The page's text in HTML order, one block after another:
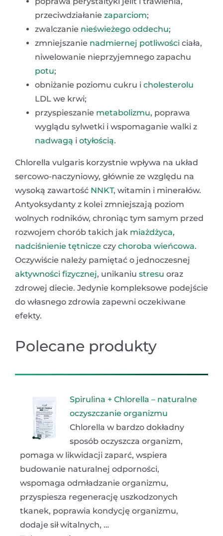
przeciwdziałanie zaparciom;
zwalczanie nieświeżego oddechu;
zmniejszanie nadmiernej potliwości ciała,
niwelowanie nieprzyjemnego zapachu
potu;
obniżanie poziomu cukru i cholesterolu
LDL we krwi;
przyspieszanie metabolizmu, poprawa
wyglądu sylwetki i wspomaganie walki z
nadwagą i otyłością.
Chlorella vulgaris korzystnie wpływa na układ
sercowo-naczyniowy, głównie ze względu na
wysoką zawartość NNKT, witamin i minerałów.
Antyoksydanty z kolei zmniejszają poziom
wolnych rodników, chroniąc tym samym przed
rozwojem chorób takich jak miażdżyca,
nadciśnienie tętnicze czy choroba wieńcowa.
Oczywiście należy pamiętać o jednoczesnej
aktywności fizycznej, unikaniu stresu oraz
zdrowej diecie. Jedynie kompleksowe podejście
do własnego zdrowia zapewni oczekiwane
efekty.
Polecane produkty
Spirulina + Chlorella – naturalne
oczyszczanie organizmu
Chlorella w bardzo dokładny
sposób oczyszcza organizm,
pomaga w likwidacji zaparć, wspiera
budowanie naturalnej odporności,
wspomaga odmładzanie organizmu,
przyspiesza regenerację uszkodzonych
tkanek, poprawia kondycję organizmu,
dodaje sił witalnych, …